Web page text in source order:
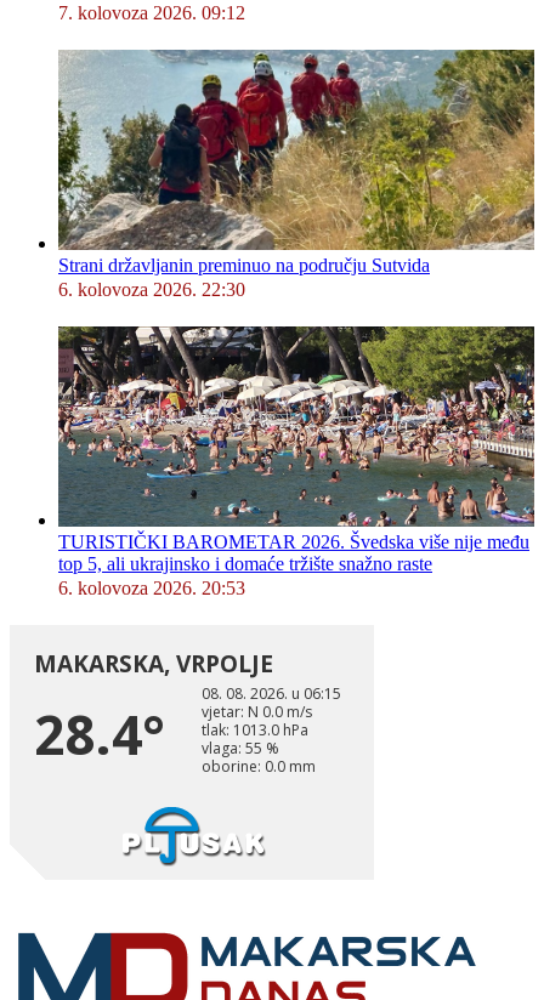
7. kolovoza 2026. 09:12
Strani državljanin preminuo na području Sutvida
6. kolovoza 2026. 22:30
TURISTIČKI BAROMETAR 2026. Švedska više nije među
top 5, ali ukrajinsko i domaće tržište snažno raste
6. kolovoza 2026. 20:53